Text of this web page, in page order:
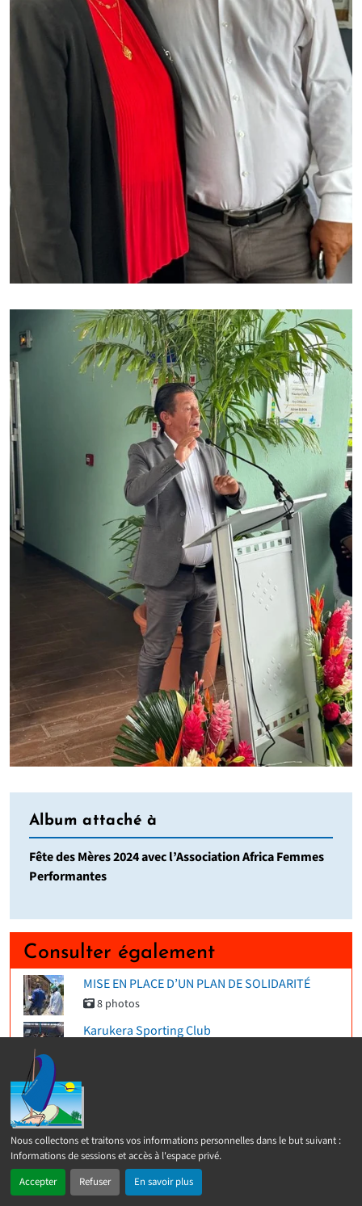
Nous collectons et traitons vos informations personnelles dans le but suivant :
Informations de sessions et accès à l'espace privé.
Accepter Refuser En savoir plus
En 1 clic Menu
Album attaché à
Fête des Mères 2024 avec l’Association Africa Femmes
Performantes
Consulter également
MISE EN PLACE D’UN PLAN DE SOLIDARITÉ
8 photos
Karukera Sporting Club
Ramassage des ordures
9 photos
Semaine Bleue 2023
10 photos